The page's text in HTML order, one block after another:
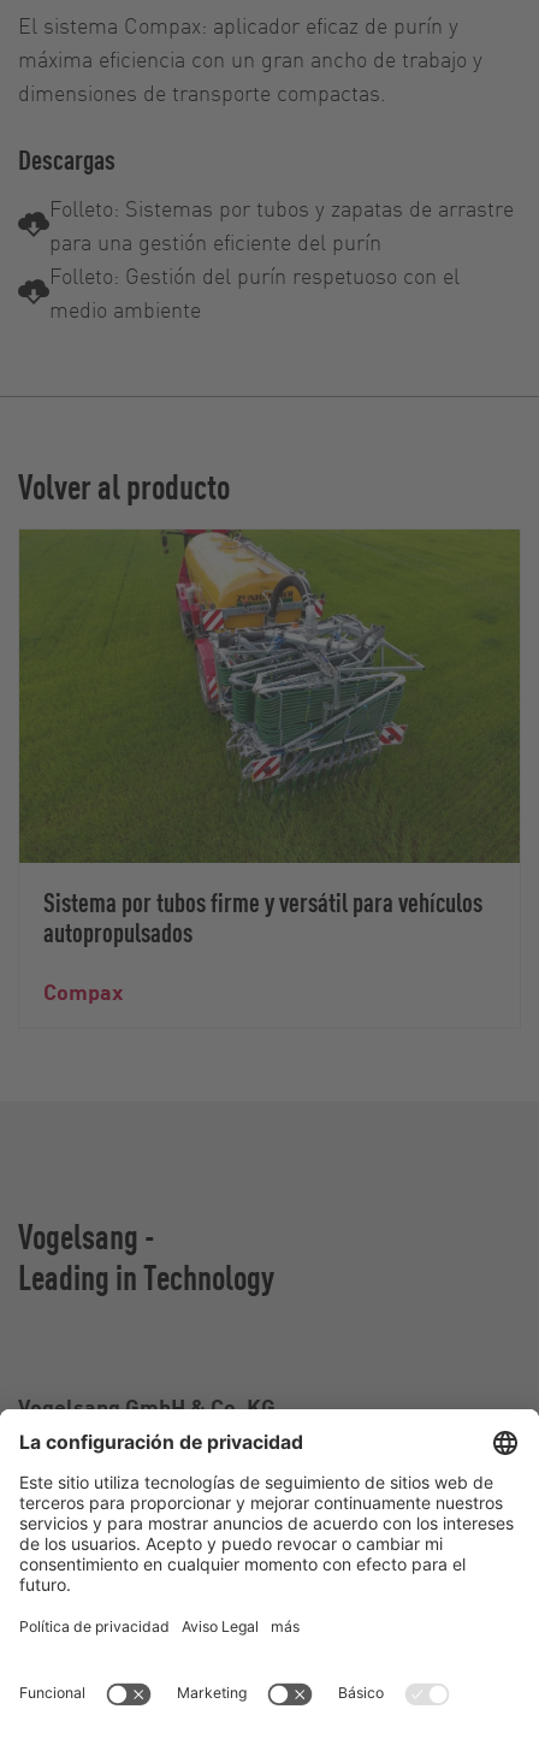
El sistema Compax: aplicador eficaz de purín y
máxima eficiencia con un gran ancho de trabajo y
dimensiones de transporte compactas.
Descargas
Folleto: Sistemas por tubos y zapatas de arrastre
para una gestión eficiente del purín
Folleto: Gestión del purín respetuoso con el
medio ambiente
Volver al producto
Sistema por tubos firme y versátil para vehículos
autopropulsados
Compax
Vogelsang -
Leading in Technology
Vogelsang GmbH & Co. KG
Holthoege 10-14
49632 Essen (Oldenburg)
Alemania
Contacto
germany@vogelsang.info